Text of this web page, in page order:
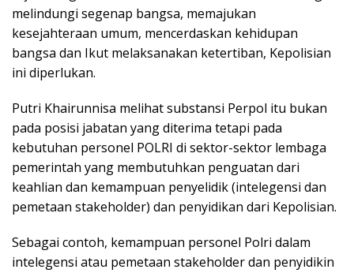
melindungi segenap bangsa, memajukan
kesejahteraan umum, mencerdaskan kehidupan
bangsa dan Ikut melaksanakan ketertiban, Kepolisian
ini diperlukan.
Putri Khairunnisa melihat substansi Perpol itu bukan
pada posisi jabatan yang diterima tetapi pada
kebutuhan personel POLRI di sektor-sektor lembaga
pemerintah yang membutuhkan penguatan dari
keahlian dan kemampuan penyelidik (intelegensi dan
pemetaan stakeholder) dan penyidikan dari Kepolisian.
Sebagai contoh, kemampuan personel Polri dalam
intelegensi atau pemetaan stakeholder dan penyidikin